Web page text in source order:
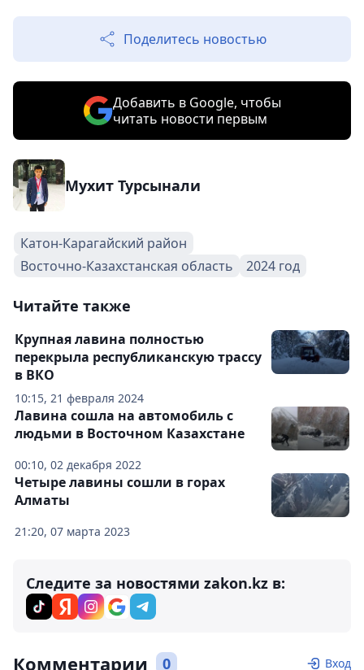
Поделитесь новостью
Добавить в Google, чтобы
читать новости первым
Мухит Турсынали
Катон-Карагайский район
Восточно-Казахстанская область
2024 год
Читайте также
10:15, 21 февраля 2024
Крупная лавина полностью
перекрыла республиканскую трассу
в ВКО
00:10, 02 декабря 2022
Лавина сошла на автомобиль с
людьми в Восточном Казахстане
21:20, 07 марта 2023
Четыре лавины сошли в горах
Алматы
Следите за новостями zakon.kz в:
Комментарии 0 Вход